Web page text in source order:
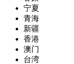
宁夏
青海
新疆
香港
澳门
台湾